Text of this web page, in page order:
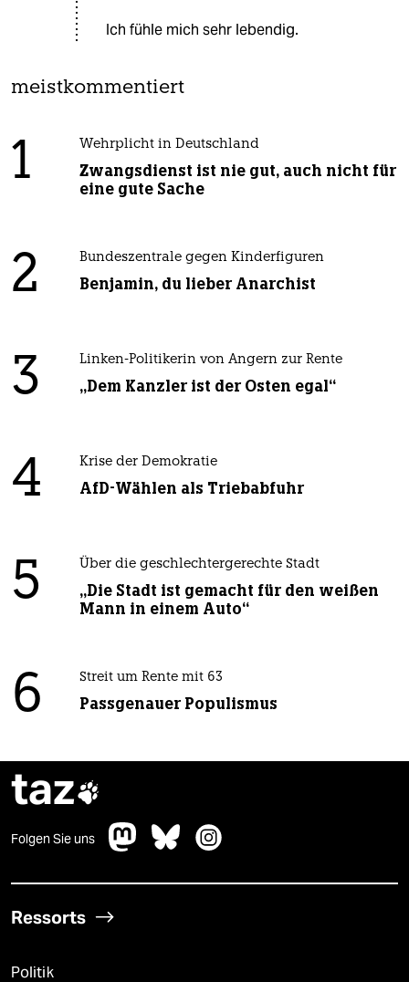
Ich fühle mich sehr lebendig.
meistkommentiert
1 Wehrplicht in Deutschland
Zwangsdienst ist nie gut, auch nicht für
eine gute Sache
2 Bundeszentrale gegen Kinderfiguren
Benjamin, du lieber Anarchist
3 Linken-Politikerin von Angern zur Rente
„Dem Kanzler ist der Osten egal“
4 Krise der Demokratie
AfD-Wählen als Triebabfuhr
5 Über die geschlechtergerechte Stadt
„Die Stadt ist gemacht für den weißen
Mann in einem Auto“
6 Streit um Rente mit 63
Passgenauer Populismus
taz
Folgen Sie uns
Ressorts
Politik